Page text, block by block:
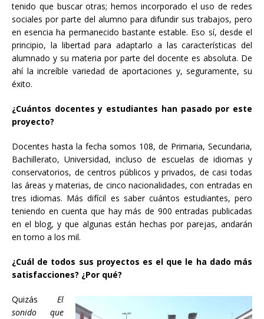
tenido que buscar otras; hemos incorporado el uso de redes
sociales por parte del alumno para difundir sus trabajos, pero
en esencia ha permanecido bastante estable. Eso sí, desde el
principio, la libertad para adaptarlo a las características del
alumnado y su materia por parte del docente es absoluta. De
ahí la increíble variedad de aportaciones y, seguramente, su
éxito.
¿Cuántos docentes y estudiantes han pasado por este
proyecto?
Docentes hasta la fecha somos 108, de Primaria, Secundaria,
Bachillerato, Universidad, incluso de escuelas de idiomas y
conservatorios, de centros públicos y privados, de casi todas
las áreas y materias, de cinco nacionalidades, con entradas en
tres idiomas. Más difícil es saber cuántos estudiantes, pero
teniendo en cuenta que hay más de 900 entradas publicadas
en el blog, y que algunas están hechas por parejas, andarán
en torno a los mil.
¿Cuál de todos sus proyectos es el que le ha dado más
satisfacciones? ¿Por qué?
Quizás El
sonido que